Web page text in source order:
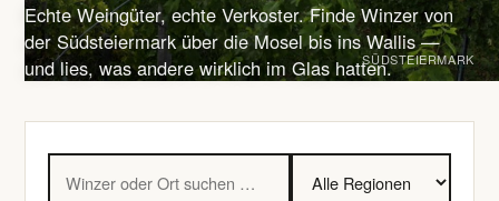
Echte Weingüter, echte Verkoster. Finde Winzer von
der Südsteiermark über die Mosel bis ins Wallis —
und lies, was andere wirklich im Glas hatten.SÜDSTEIERMARK